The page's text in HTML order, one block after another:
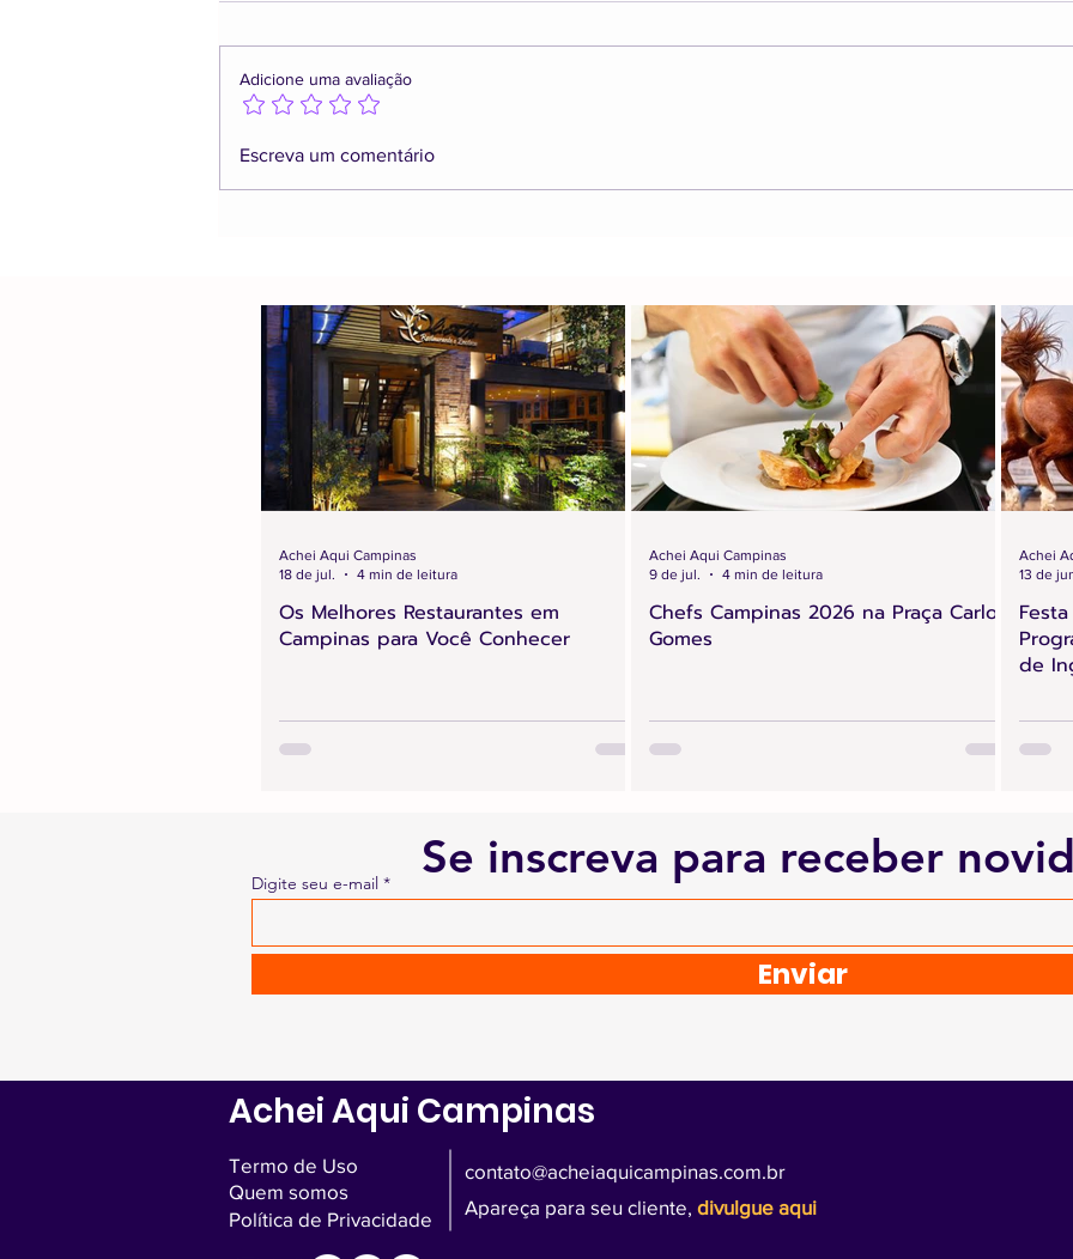
Adicione uma avaliação
Escreva um comentário
Os Melhores Restaurantes em
Campinas para Você Conhecer
Achei Aqui Campinas
18 de jul.
4 min de leitura
Chefs Campinas 2026 na Praça Carlos
Gomes
Achei Aqui Campinas
9 de jul.
4 min de leitura
de
Achei
13 de
Se inscreva para receber
Digite seu e-mail
Enviar
Achei Aqui Campinas
Termo de Uso
Política de Privacidade
contato@acheiaquicampinas.com.br
Apareça para seu cliente, divulgue aqui
Quem somos